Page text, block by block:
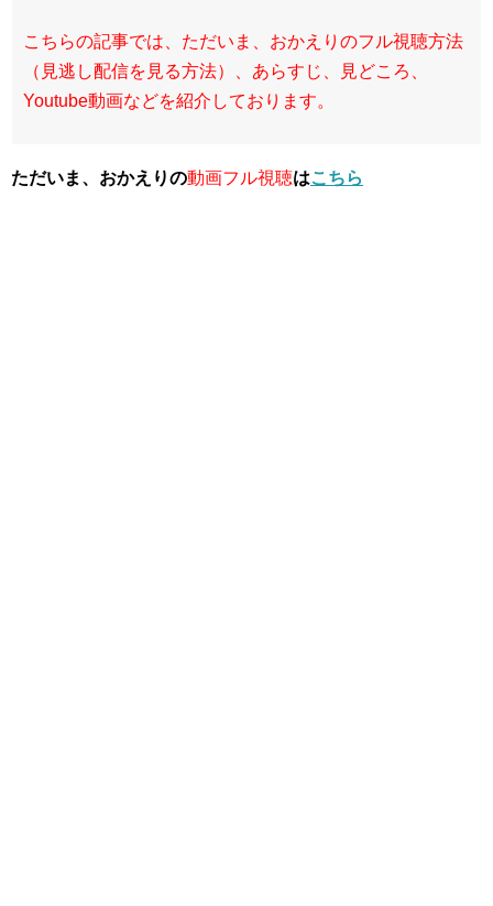
こちらの記事では、ただいま、おかえりのフル視聴方法
（見逃し配信を見る方法）、あらすじ、見どころ、
Youtube動画などを紹介しております。
ただいま、おかえりの動画フル視聴はこちら